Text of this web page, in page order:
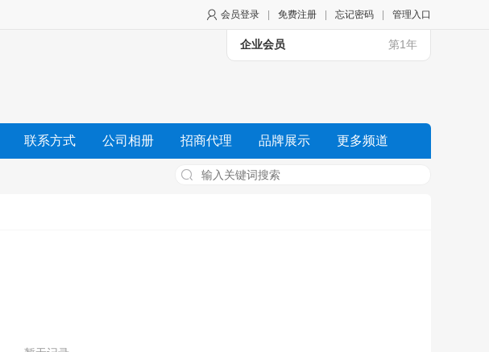
会员登录 免费注册 忘记密码 管理入口
企业会员 第1年
联系方式 公司相册 招商代理 品牌展示 更多频道